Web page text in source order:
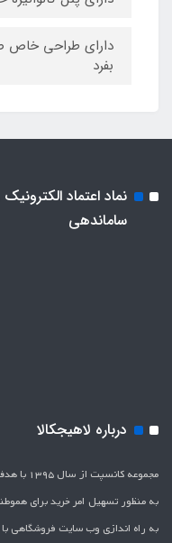
داراي طراحی خاص
بفرد
نماد اعتماد
ساماندهی
درباره لاهیجکالا
مجموعه
به منظور تسهیل امر خرید برای
به راه اندازی وب سایت فروشگاهی با